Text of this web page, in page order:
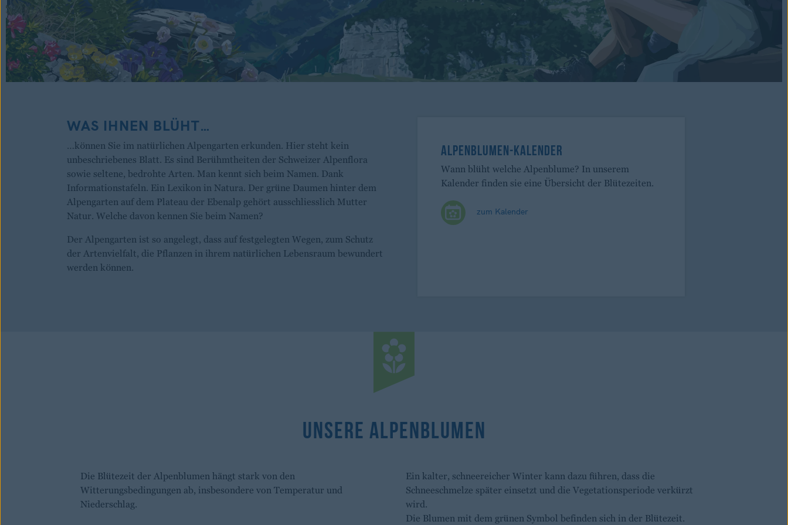
WAS IHNEN BLÜHT…
…können Sie im natürlichen Alpengarten erkunden. Hier steht kein
unbeschriebenes Blatt. Es sind Berühmtheiten der Schweizer Alpenflora
sowie seltene, bedrohte Arten. Man kennt sich beim Namen. Dank
Informationstafeln. Ein Lexikon in Natura. Der grüne Daumen hinter dem
Alpengarten auf dem Plateau der Ebenalp gehört ausschliesslich Mutter
Natur. Welche davon kennen Sie beim Namen?
Der Alpengarten ist so angelegt, dass auf festgelegten Wegen, zum Schutz
der Artenvielfalt, die Pflanzen in ihrem natürlichen Lebensraum bewundert
werden können.
ALPENBLUMEN-KALENDER
Wann blüht welche Alpenblume? In unserem
Kalender finden sie eine Übersicht der Blütezeiten.
zum Kalender
Unsere Alpenblumen
Die Blütezeit der Alpenblumen hängt stark von den
Witterungsbedingungen ab, insbesondere von Temperatur und
Niederschlag.
Ein kalter, schneereicher Winter kann dazu führen, dass die
Schneeschmelze später einsetzt und die Vegetationsperiode verkürzt
wird.
Die Blumen mit dem grünen Symbol befinden sich in der Blütezeit.